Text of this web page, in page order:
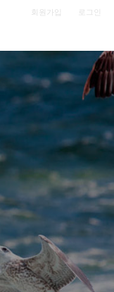
회원가입 로그인